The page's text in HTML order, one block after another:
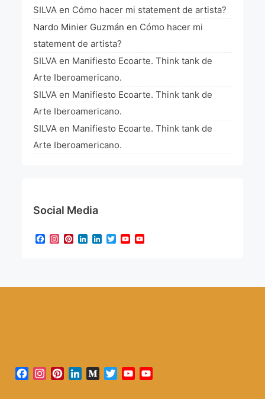
SILVA en Cómo hacer mi statement de artista?
Nardo Minier Guzmán en Cómo hacer mi
statement de artista?
SILVA en Manifiesto Ecoarte. Think tank de
Arte Iberoamericano.
SILVA en Manifiesto Ecoarte. Think tank de
Arte Iberoamericano.
SILVA en Manifiesto Ecoarte. Think tank de
Arte Iberoamericano.
Social Media
Facebook
Instagram
Pinterest
LinkedIn
LinkedIn
TwitterYouTube
Facebook
Instagram
PinterestLinkedInMediumTwitterYouTube